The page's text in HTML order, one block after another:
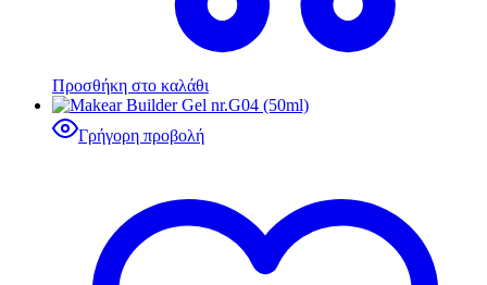
Προσθήκη στο καλάθι
Γρήγορη προβολή